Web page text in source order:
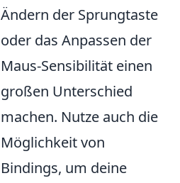
Ändern der Sprungtaste
oder das Anpassen der
Maus-Sensibilität einen
großen Unterschied
machen. Nutze auch die
Möglichkeit von
Bindings, um deine